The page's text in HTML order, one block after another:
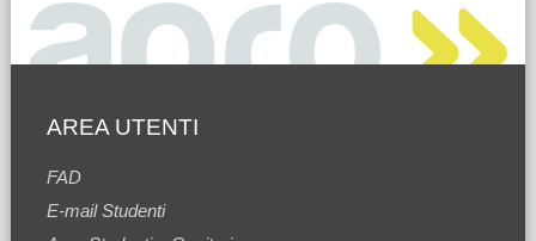
AREA UTENTI
FAD
E-mail Studenti